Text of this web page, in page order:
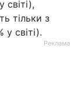
світі),
тільки з
світі).
Реклама